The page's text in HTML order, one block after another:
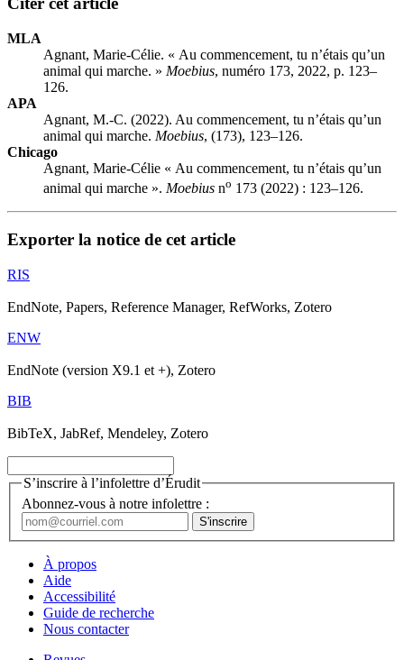
MLA
Agnant, Marie-Célie. « Au commencement, tu n’étais qu’un
animal qui marche. » Moebius, numéro 173, 2022, p. 123–
126.
APA
Agnant, M.-C. (2022). Au commencement, tu n’étais qu’un
animal qui marche. Moebius, (173), 123–126.
Chicago
Agnant, Marie-Célie « Au commencement, tu n’étais qu’un
animal qui marche ». Moebius no 173 (2022) : 123–126.
Exporter la notice de cet article
RIS
EndNote, Papers, Reference Manager, RefWorks, Zotero
ENW
EndNote (version X9.1 et +), Zotero
BIB
BibTeX, JabRef, Mendeley, Zotero
S’inscrire à l’infolettre d’Érudit
Abonnez-vous à notre infolettre :
À propos
Aide
Accessibilité
Guide de recherche
Nous contacter